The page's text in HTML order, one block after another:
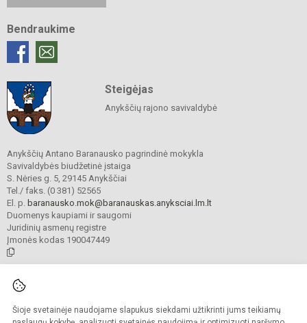
Šioje svetainėje naudojame slapukus siekdami užtikrinti jums teikiamų
Bendraukime
Steigėjas
Anykščių rajono savivaldybė
Anykščių Antano Baranausko pagrindinė mokykla
Savivaldybės biudžetinė įstaiga
S. Nėries g. 5, 29145 Anykščiai
Tel./ faks. (0 381) 52565
El. p. baranausko.mok@baranauskas.anyksciai.lm.lt
Duomenys kaupiami ir saugomi
Juridinių asmenų registre
Įmonės kodas 190047449
Kopijuoti turinį be raštiško mokyklos administracijos sutikimo griežtai
draudžiama.